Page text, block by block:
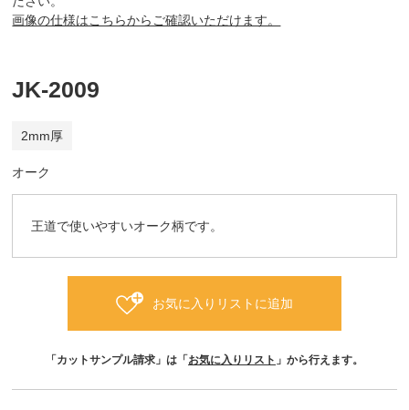
画像の仕様はこちらからご確認いただけます。
JK-2009
2mm厚
オーク
王道で使いやすいオーク柄です。
お気に入りリストに追加
「カットサンプル請求」は「 お気に入りリスト 」から行えます。